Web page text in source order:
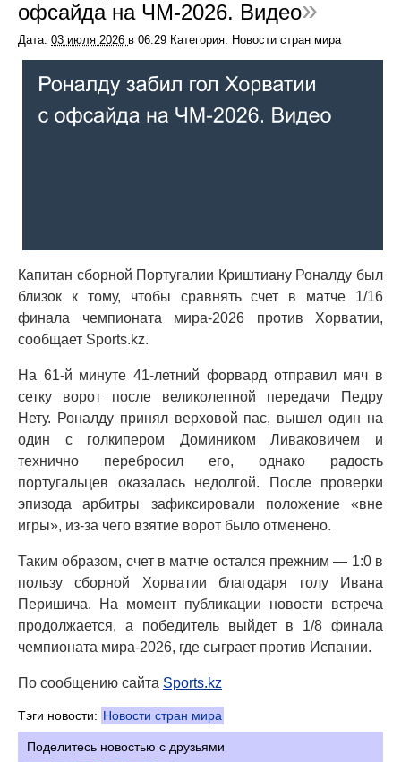
офсайда на ЧМ-2026. Видео
Дата: 03 июля 2026 в 06:29 Категория: Новости стран мира
Капитан сборной Португалии Криштиану Роналду был
близок к тому, чтобы сравнять счет в матче 1/16
финала чемпионата мира-2026 против Хорватии,
сообщает Sports.kz.
На 61-й минуте 41-летний форвард отправил мяч в
сетку ворот после великолепной передачи Педру
Нету. Роналду принял верховой пас, вышел один на
один с голкипером Домиником Ливаковичем и
технично перебросил его, однако радость
португальцев оказалась недолгой. После проверки
эпизода арбитры зафиксировали положение «вне
игры», из-за чего взятие ворот было отменено.
Таким образом, счет в матче остался прежним — 1:0 в
пользу сборной Хорватии благодаря голу Ивана
Перишича. На момент публикации новости встреча
продолжается, а победитель выйдет в 1/8 финала
чемпионата мира-2026, где сыграет против Испании.
По сообщению сайта Sports.kz
Тэги новости: Новости стран мира
Поделитесь новостью с друзьями